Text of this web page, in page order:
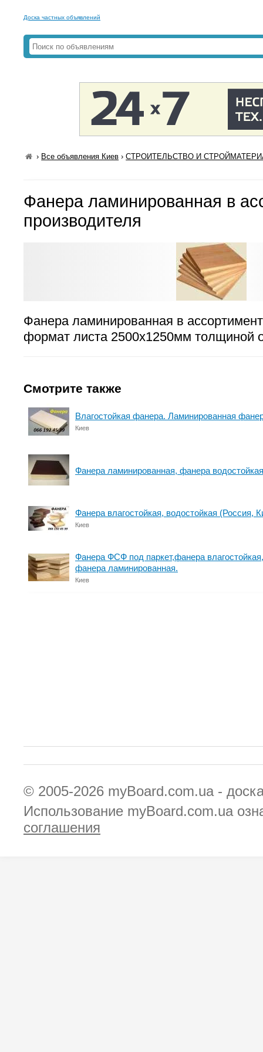
Доска частных объявлений
› Все объявления Киев ›СТРОИТЕЛЬСТВО И
Фанера ламинированная в
производителя
Фанера ламинированная в
формат листа 2500х1250мм толщиной
Смотрите также
Влагостойкая фанера. Ламинированная
Киев
Фанера ламинированная, фанера
Фанера влагостойкая, водостойкая (Россия,
Киев
Фанера ФСФ под паркет,фанера
фанера ламинированная.
Киев
© 2005-2026 myBoard.com.ua -
Использование myBoard.com.ua
соглашения